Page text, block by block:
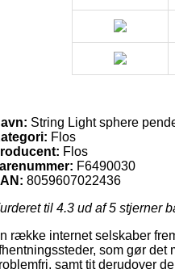
String Light sphere
Flos
Flos
F6490030
8059607022436
til 4.3 ud af 5 stjerner
række internet selskaber
som gør det
samt tit derudover